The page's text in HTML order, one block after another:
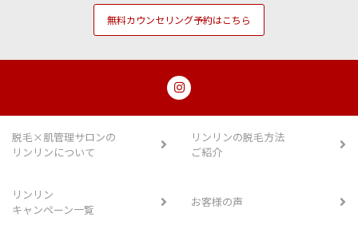
無料カウンセリング予約はこちら
脱毛×肌管理サロンの
リンリンについて
リンリンの脱毛方法
ご紹介
リンリン
キャンペーン一覧
お客様の声